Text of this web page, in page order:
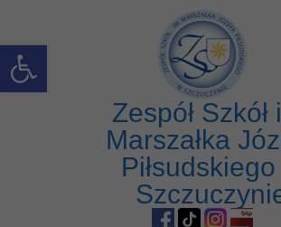
Open toolbar
Zespół Szkół
Marszałka